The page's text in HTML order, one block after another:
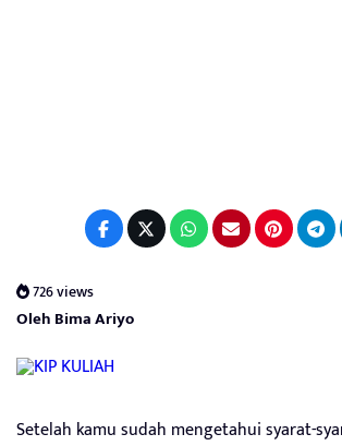
726 views
Oleh Bima Ariyo
Setelah kamu sudah mengetahui syarat-